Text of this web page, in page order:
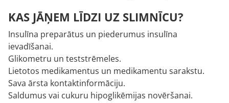
KAS JĀŅEM LĪDZI UZ SLIMNĪCU?
Insulīna preparātus un piederumus insulīna
ievadīšanai.
Glikometru un teststrēmeles.
Lietotos medikamentus un medikamentu sarakstu.
Sava ārsta kontaktinformāciju.
Saldumus vai cukuru hipoglikēmijas novēršanai.